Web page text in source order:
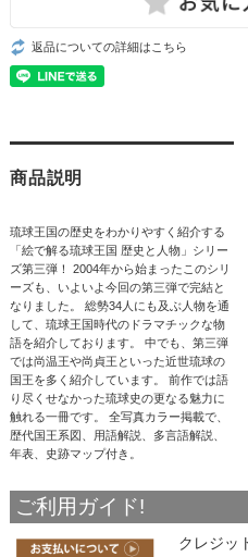
返品についての詳細はこちら
商品説明
琉球王国の歴史をわかりやすく紹介する
「絵で解る琉球王国 歴史と人物」シリー
ズ第三弾！ 2004年から始まったこのシリ
ーズも、いよいよ今回の第三弾で完結と
なりました。 総勢34人にも及ぶ人物を通
して、琉球王国時代のドラマチックな物
語を紹介しております。 中でも、第三弾
では尚温王や尚貞王といった近世琉球の
国王を多く紹介しています。 前作では語
り尽くせなかった琉球史の更なる魅力に
触れる一冊です。 全写真カラー掲載で、
歴代国王系図、用語解説、多言語解説、
年表、史跡マップ付き。
ご利用ガイド!
クレジッ